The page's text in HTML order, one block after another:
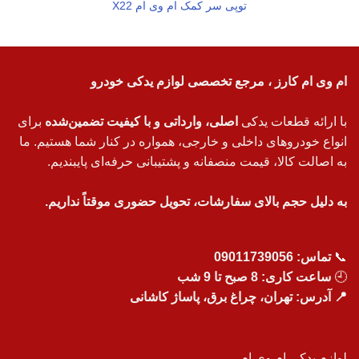
توپی سر کمک ام وی ام X22
ام وی ام کارز ، مرجع تخصصی لوازم یدکی خودرو
با ارائه قطعات یدکی اصلی، وارداتی و با کیفیت تضمین‌شده برای
انواع خودروهای داخلی و خارجی، همواره در کنار شما هستیم. ما
به اصالت کالا، قیمت منصفانه و پشتیبانی حرفه‌ای پایبندیم.
به دلیل حجم بالای سفارشات، تحویل حضوری موقتاً نداریم.
📞تماس: 09011739056
🕘 ساعت کاری: 8 صبح تا 9 شب
📍 آدرس: تهران، چراغ برق، پاساژ کاشانی